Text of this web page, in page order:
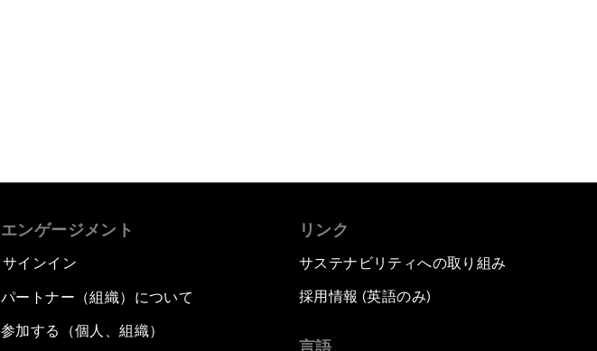
エンゲージメント
サインイン
パートナー（組織）について
参加する（個人、組織）
リンク
サステナビリティへの取り組み
採用情報 (英語のみ)
言語